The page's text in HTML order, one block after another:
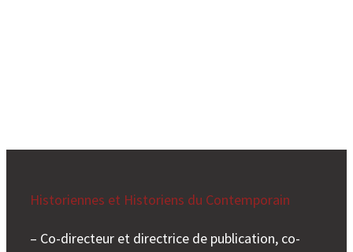
Historiennes et Historiens du Contemporain
– Co-directeur et directrice de publication, co-